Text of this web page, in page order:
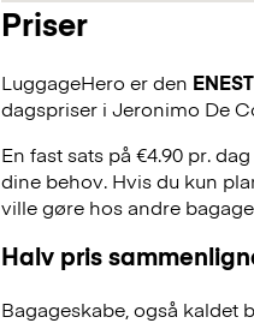
Priser
LuggageHero er den
dagspriser i Jeronimo De
En fast sats på €4.90 pr.
dine behov. Hvis du kun
ville gøre hos andre
Halv pris
Bagageskabe, også kaldet